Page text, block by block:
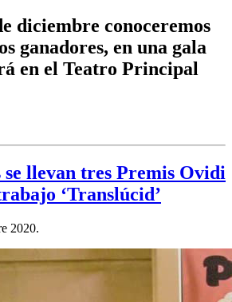
diciembre conoceremos
ganadores, en una gala
en el Teatro Principal
se llevan tres Premis Ovidi
‘Translúcid’
2020.